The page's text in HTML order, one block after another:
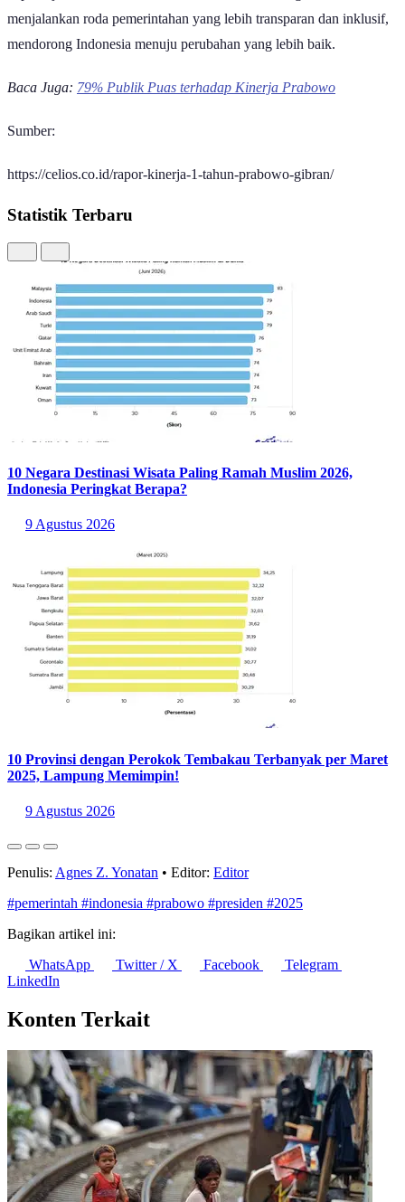
menjalankan roda pemerintahan yang lebih transparan dan inklusif,
mendorong Indonesia menuju perubahan yang lebih baik.
Baca Juga: 79% Publik Puas terhadap Kinerja Prabowo
Sumber:
https://celios.co.id/rapor-kinerja-1-tahun-prabowo-gibran/
Statistik Terbaru
10 Negara Destinasi Wisata Paling Ramah Muslim 2026,
Indonesia Peringkat Berapa?
9 Agustus 2026
10 Provinsi dengan Perokok Tembakau Terbanyak per Maret
2025, Lampung Memimpin!
9 Agustus 2026
Penulis: Agnes Z. Yonatan • Editor: Editor
#pemerintah #indonesia #prabowo #presiden #2025
Bagikan artikel ini:
WhatsApp
Twitter / X Facebook
Telegram
LinkedIn
Konten Terkait